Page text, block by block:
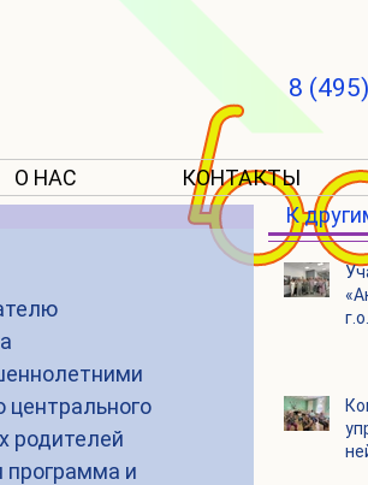
8
О НАС КОНТАКТЫ
центрального
родителей
программа и
К